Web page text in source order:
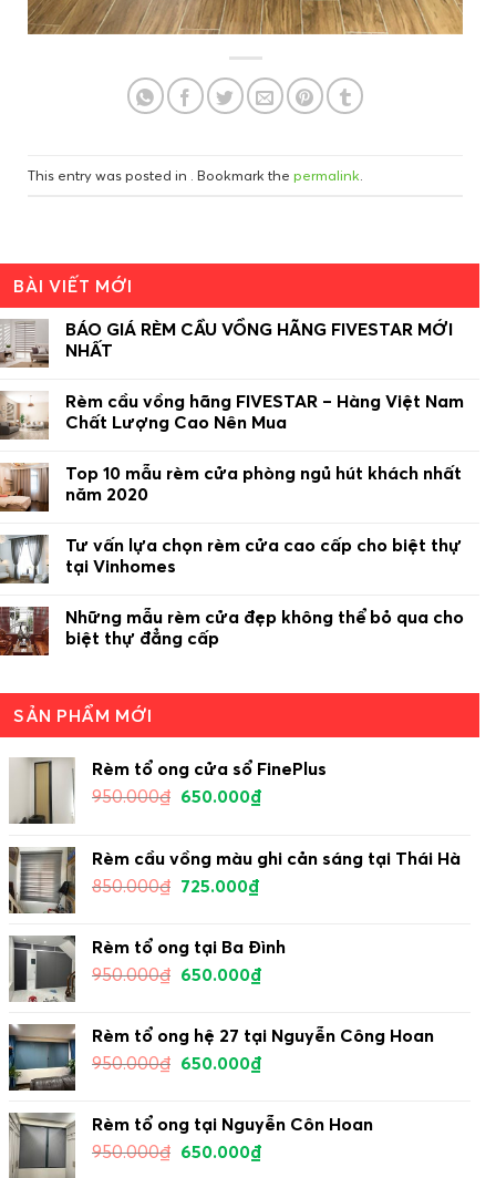
This entry was posted in . Bookmark the permalink
BÀI VIẾT MỚI
BÁO GIÁ RÈM CẦU VỒNG HÃNG FIVESTAR MỚI
NHẤT
Rèm cầu vồng hãng FIVESTAR – Hàng Việt Nam
Chất Lượng Cao Nên Mua
Top 10 mẫu rèm cửa phòng ngủ hút khách nhất
năm 2020
Tư vấn lựa chọn rèm cửa cao cấp cho biệt thự
tại Vinhomes
Những mẫu rèm cửa đẹp không thể bỏ qua cho
biệt thự đẳng cấp
SẢN PHẨM MỚI
Rèm tổ ong cửa sổ FinePlus
950.000₫ 650.000₫
Rèm cầu vồng màu ghi cản sáng tại Thái Hà
850.000₫ 725.000₫
Rèm tổ ong tại Ba Đình
950.000₫ 650.000₫
Rèm tổ ong hệ 27 tại Nguyễn Công Hoan
950.000₫ 650.000₫
Rèm tổ ong tại Nguyễn Côn Hoan
950.000₫ 650.000₫